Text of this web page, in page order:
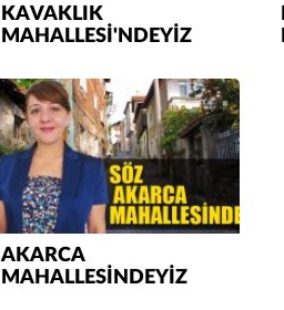
KAVAKLIK
MAHALLESİ'NDEYİZ
AKARCA
MAHALLESİNDEYİZ